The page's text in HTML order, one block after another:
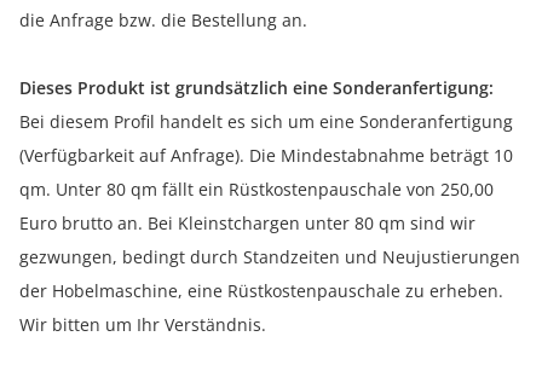
die Anfrage bzw. die Bestellung an.
Dieses Produkt ist grundsätzlich eine Sonderanfertigung:
Bei diesem Profil handelt es sich um eine Sonderanfertigung
(Verfügbarkeit auf Anfrage). Die Mindestabnahme beträgt 10
qm. Unter 80 qm fällt ein Rüstkostenpauschale von 250,00
Euro brutto an. Bei Kleinstchargen unter 80 qm sind wir
gezwungen, bedingt durch Standzeiten und Neujustierungen
der Hobelmaschine, eine Rüstkostenpauschale zu erheben.
Wir bitten um Ihr Verständnis.